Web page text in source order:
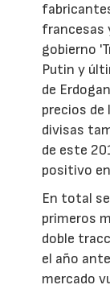
francesas
gobierno
Putin y
de
precios de
divisas
de este
positivo
En total
primeros
doble
el año
mercado